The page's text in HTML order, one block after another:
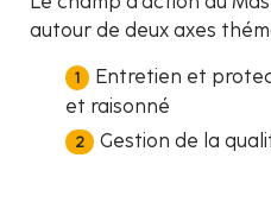
autour de deux axes
Entretien et
et raisonné
Gestion de la